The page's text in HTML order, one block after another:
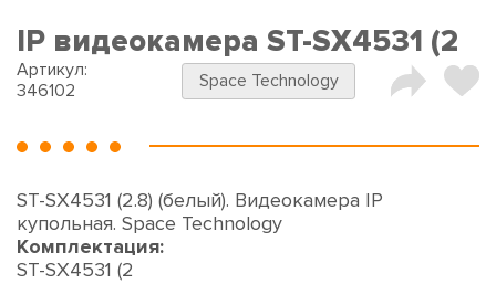
IP видеокамера ST-SX4531 (2
Артикул:
346102
Space Technology
ST-SX4531 (2.8) (белый). Видеокамера IP
купольная. Space Technology
Комплектация:
ST-SX4531 (2